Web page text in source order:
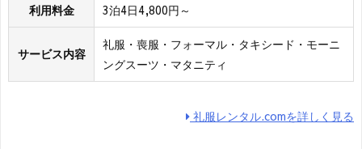
利用料金 3泊4日4,800円～
サービス内容
礼服・喪服・フォーマル・タキシード・モーニ
ングスーツ・マタニティ
礼服レンタル.comを詳しく見る